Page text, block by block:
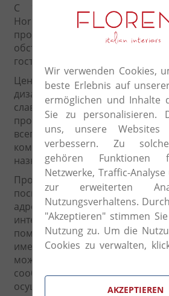
С 1989 года, с года
Horm.it создает эмоции
пространства в
обстановку, но в тоже
гостеприимную и
Ценности, которые выделяют
дизайн, доверенный
славы, страсть, которая
процесса генерирования
всего дом, понимающийся как
коммерческое
назначение компании.
Продукцию Horm Вы
посмотреть из наличия у нас в
адресу: Prinz Eugen Strasse
интересующего Вас продукта
поможем Вам разместить
имеющимся в наличии
можете также связаться с
сообщение на нашем
осуществляет доставку по всему
Wir verwenden Cookies,
beste Erlebnis auf
ermöglichen und Inhalte
Sie zu personalisieren.
uns, unsere Websites
verbessern. Zu
gehören Funktionen
Netzwerke, Traffic-
zur erweiterten
Nutzungsverhaltens.
"Akzeptieren" stimmen
Nutzung zu. Um die
Cookies zu verwalten,
AKZEPTIEREN